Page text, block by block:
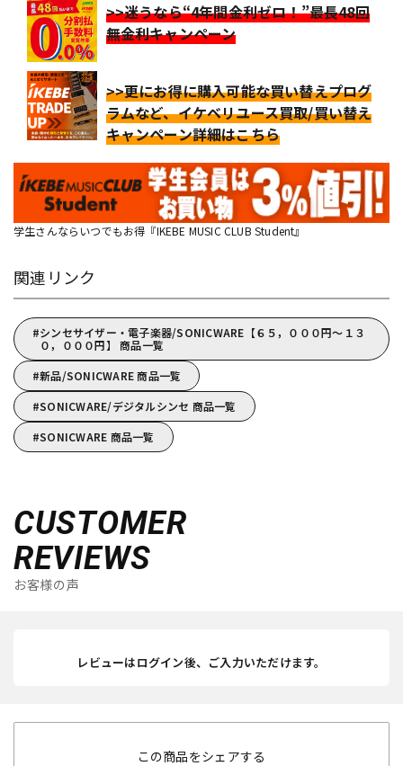
>>迷うなら“4年間金利ゼロ！”最長48回
無金利キャンペーン
>>更にお得に購入可能な買い替えプログ
ラムなど、イケベリユース買取/買い替え
キャンペーン詳細はこちら
学生さんならいつでもお得『IKEBE MUSIC CLUB Student』
関連リンク
シンセサイザー・電子楽器/SONICWARE【６５，０００円～１３
０，０００円】 商品一覧
新品/SONICWARE 商品一覧
SONICWARE/デジタルシンセ 商品一覧
SONICWARE 商品一覧
CUSTOMER
REVIEWS
お客様の声
レビューはログイン後、ご入力いただけます。
この商品をシェアする